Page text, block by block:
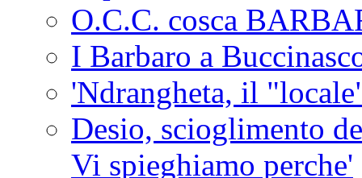
O.C.C. cosca
I Barbaro a
'Ndrangheta, il
Desio, scioglimento
Vi spieghiamo perche'